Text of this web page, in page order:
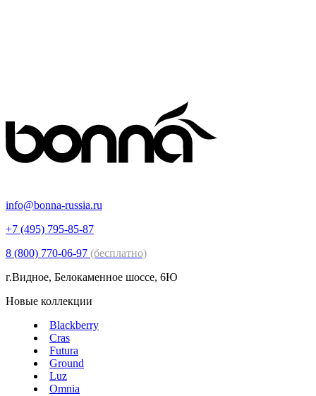
info@bonna-russia.ru
+7 (495) 795-85-87
8 (800) 770-06-97 (бесплатно)
г.Видное, Белокаменное шоссе, 6Ю
Новые коллекции
Blackberry
Cras
Futura
Ground
Luz
Omnia